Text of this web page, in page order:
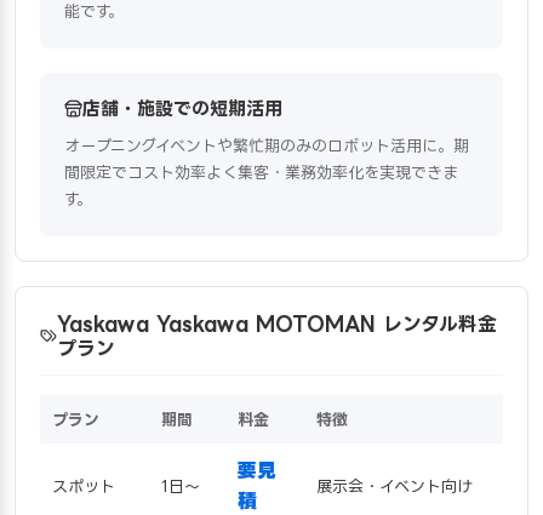
能です。
店舗・施設での短期活用
オープニングイベントや繁忙期のみのロボット活用に。期
間限定でコスト効率よく集客・業務効率化を実現できま
す。
Yaskawa Yaskawa MOTOMAN レンタル料金
プラン
プラン 期間 料金 特徴
スポット 1日〜
要見
積
展示会・イベント向け